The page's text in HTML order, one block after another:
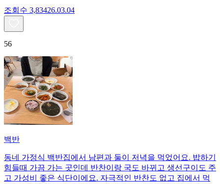
조회수 3,83426.03.04
56
백반
동네 가정식 백반집에서 남편과 둘이 저녁을 먹었어요. 밥하기
힘들때 가끔 가는 곳인데 반찬이랑 국도 바뀌고 생선구이도 주
고 가성비 좋은 식단이에요. 자극적인 반찬도 없고 집에서 먹